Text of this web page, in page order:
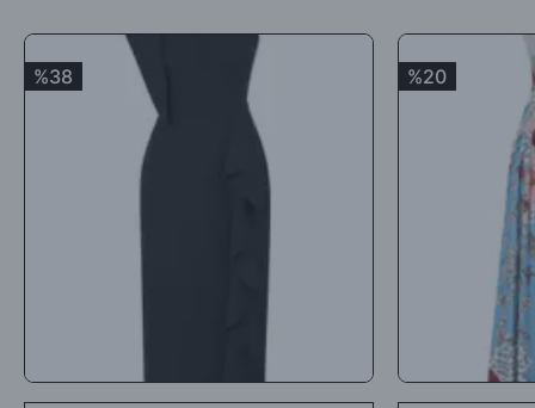
Satın aldığınız ürünler için Hediye Çeki, Değişim ya da ücret
iadesi talep edebilirsiniz.
%38 %20